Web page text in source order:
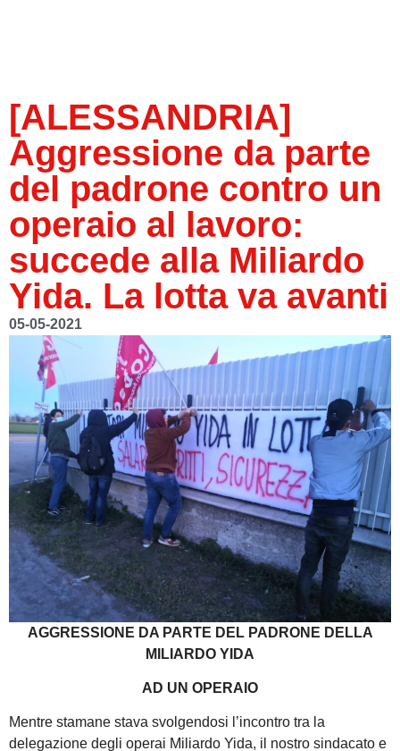
[ALESSANDRIA]
Aggressione da parte
del padrone contro un
operaio al lavoro:
succede alla Miliardo
Yida. La lotta va avanti
05-05-2021
AGGRESSIONE DA PARTE DEL PADRONE DELLA
MILIARDO YIDA
AD UN OPERAIO
Mentre stamane stava svolgendosi l’incontro tra la
delegazione degli operai Miliardo Yida, il nostro sindacato e